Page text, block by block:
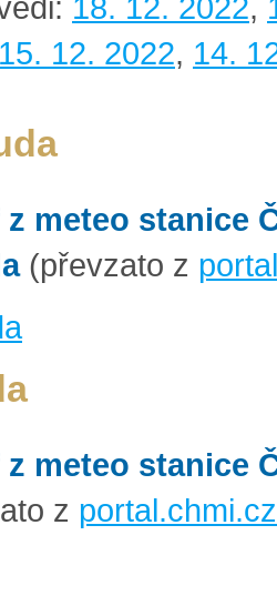
18. 12. 2022,
15. 12. 2022, 14.
meteo stanice
(převzato z
meteo stanice
z portal.chmi.cz